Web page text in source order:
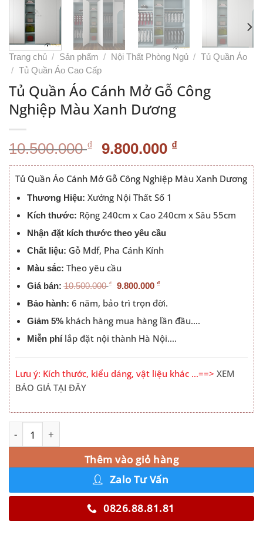
Trang chủ / Sản phẩm / Nội Thất Phòng Ngủ / Tủ Quần Áo
/ Tủ Quần Áo Cao Cấp
Tủ Quần Áo Cánh Mở Gỗ Công
Nghiệp Màu Xanh Dương
10.500.000₫ Giá
gốc
là:
10.500.000 ₫.
9.800.000 ₫Giá
hiện
tại
9.800.000
Tủ Quần Áo Cánh Mở Gỗ Công Nghiệp Màu Xanh Dương
Thương Hiệu: Xưởng Nội Thất Số 1
Kích thước: Rộng 240cm x Cao 240cm x Sâu 55cm
Nhận đặt kích thước theo yêu cầu
Chất liệu: Gỗ Mdf, Pha Cánh Kính
Màu sắc: Theo yêu cầu
Giá bán:10.500.000 ₫ 9.800.000 ₫
Bảo hành: 6 năm, bảo trì trọn đời.
Giảm 5%khách hàng mua hàng lần đầu….
Miễn phílắp đặt nội thành Hà Nội….
Lưu ý: Kích thước, kiểu dáng, vật liệu khác …==> XEM
BÁO GIÁ TẠI ĐÂY
Tủ Quần Áo Cánh Mở Gỗ Công Nghiệp Màu Xanh
Thêm vào giỏ hàng
Alternative:
Zalo Tư Vấn
0826.88.81.81